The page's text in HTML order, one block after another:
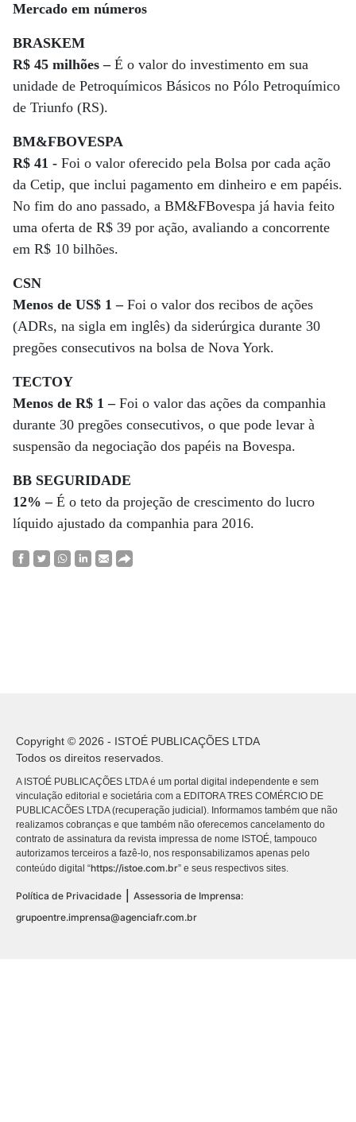
Mercado em números
BRASKEM
R$ 45 milhões –É o valor do investimento em sua
unidade de Petroquímicos Básicos no Pólo Petroquímico
de Triunfo (RS).
BM&FBOVESPA
R$ 41 - Foi o valor oferecido pela Bolsa por cada ação
da Cetip, que inclui pagamento em dinheiro e em papéis.
No fim do ano passado, a BM&FBovespa já havia feito
uma oferta de R$ 39 por ação, avaliando a concorrente
em R$ 10 bilhões.
CSN
Menos de US$ 1 –Foi o valor dos recibos de ações
(ADRs, na sigla em inglês) da siderúrgica durante 30
pregões consecutivos na bolsa de Nova York.
TECTOY
Menos de R$ 1 –Foi o valor das ações da companhia
durante 30 pregões consecutivos, o que pode levar à
suspensão da negociação dos papéis na Bovespa.
BB SEGURIDADE
12% –É o teto da projeção de crescimento do lucro
líquido ajustado da companhia para 2016.
Copyright © 2026 - ISTOÉ PUBLICAÇÕES LTDA
Todos os direitos reservados.
A ISTOÉ PUBLICAÇÕES LTDA é um portal digital independente e sem
vinculação editorial e societária com a EDITORA TRES COMÉRCIO DE
PUBLICACÕES LTDA (recuperação judicial). Informamos também que não
realizamos cobranças e que também não oferecemos cancelamento do
contrato de assinatura da revista impressa de nome ISTOÉ, tampouco
autorizamos terceiros a fazê-lo, nos responsabilizamos apenas pelo
conteúdo digital “https://istoe.com.br” e seus respectivos sites.
Política de Privacidade
Assessoria de Imprensa:
grupoentre.imprensa@agenciafr.com.br